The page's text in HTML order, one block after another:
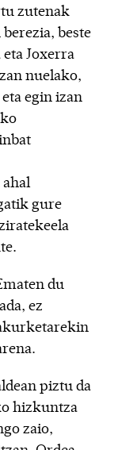
zutenak
beste
Joxerra
nuelako,
egin izan
gure
du
ez
piztu da
hizkuntza
zaio,